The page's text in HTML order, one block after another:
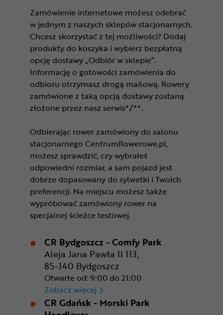
Zamówienie internetowe możesz odebrać
w jednym z naszych sklepów stacjonarnych.
Chcesz skorzystać z tej możliwości? Dodaj
produkty do koszyka i wybierz bezpłatną
opcję dostawy „Odbiór w sklepie”.
Informację o gotowości zamówienia do
odbioru otrzymasz drogą mailową. Rowery
zamówione z taką opcją dostawy zostaną
złożone przez nasz serwis*/**.
Odbierając rower zamówiony do salonu
stacjonarnego CentrumRowerowe.pl,
możesz sprawdzić, czy wybrałeś
odpowiedni rozmiar, a sam pojazd jest
dobrze dopasowany do sylwetki i Twoich
preferencji. Na miejscu możesz także
wypróbować zamówiony rower na
specjalnej ścieżce testowej.
CR Bydgoszcz - Comfy Park
Aleja Jana Pawła II 113,
85-140 Bydgoszcz
Otwarte od: 9:00 do 21:00
Zobacz więcej CR Bydgoszcz - Comfy Park
CR Gdańsk - Morski Park